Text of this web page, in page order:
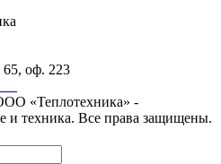
65, оф. 223
«Теплотехника» -
и техника. Все права защищены.